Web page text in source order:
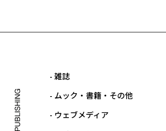
- 雑誌
- ムック・書籍・その他
- ウェブメディア